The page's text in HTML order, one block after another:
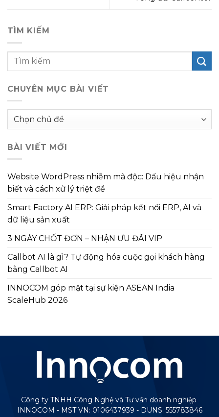
TÌM KIẾM
CHUYÊN MỤC BÀI VIẾT
Chuyên
viết
BÀI VIẾT MỚI
Website WordPress nhiễm mã độc: Dấu hiệu nhận
biết và cách xử lý triệt để
Smart Factory AI ERP: Giải pháp kết nối ERP, AI và
dữ liệu sản xuất
3 NGÀY CHỐT ĐƠN – NHẬN ƯU ĐÃI VIP
Callbot AI là gì? Tự động hóa cuộc gọi khách hàng
bằng Callbot AI
INNOCOM góp mặt tại sự kiện ASEAN India
ScaleHub 2026
Công ty TNHH Công Nghệ và Tư vấn doanh nghiệp
INNOCOM - MST VN: 0106437939 - DUNS: 555783846